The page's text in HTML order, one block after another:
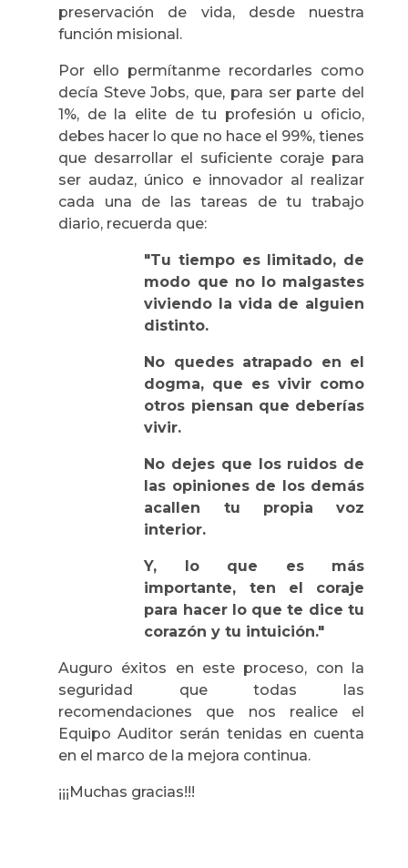
preservación de vida, desde nuestra
función misional.
Por ello permítanme recordarles como
decía Steve Jobs, que, para ser parte del
1%, de la elite de tu profesión u oficio,
debes hacer lo que no hace el 99%, tienes
que desarrollar el suficiente coraje para
ser audaz, único e innovador al realizar
cada una de las tareas de tu trabajo
diario, recuerda que:
"Tu tiempo es limitado, de
modo que no lo malgastes
viviendo la vida de alguien
distinto.
No quedes atrapado en el
dogma, que es vivir como
otros piensan que deberías
vivir.
No dejes que los ruidos de
las opiniones de los demás
acallen tu propia voz
interior.
Y, lo que es más
importante, ten el coraje
para hacer lo que te dice tu
corazón y tu intuición."
Auguro éxitos en este proceso, con la
seguridad que todas las
recomendaciones que nos realice el
Equipo Auditor serán tenidas en cuenta
en el marco de la mejora continua.
¡¡¡Muchas gracias!!!